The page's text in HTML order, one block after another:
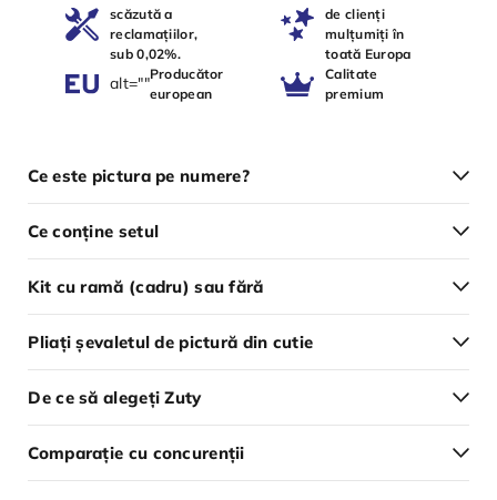
scăzută a
reclamațiilor,
sub 0,02%.
de clienți
mulțumiți în
toată Europa
alt=""Producător
european
Calitate
premium
Ce este pictura pe numere?
Ce conține setul
Kit cu ramă (cadru) sau fără
Pliați șevaletul de pictură din cutie
De ce să alegeți Zuty
Comparație cu concurenții